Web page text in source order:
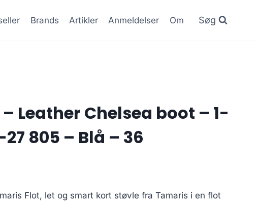
Brands Artikler Anmeldelser Om Søg
Leather Chelsea boot – 1-
805 – Blå – 36
Flot, let og smart kort støvle fra Tamaris i en flot